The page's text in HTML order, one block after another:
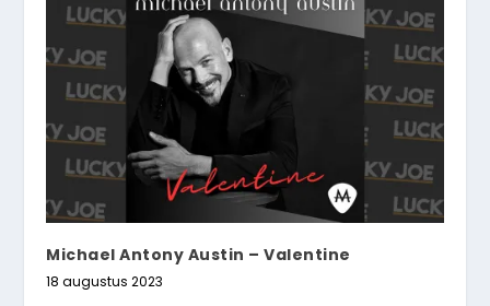
Michael Antony Austin – Valentine
18 augustus 2023